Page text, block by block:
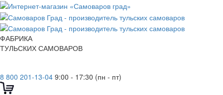
ФАБРИКА
ТУЛЬСКИХ САМОВАРОВ
8 800 201-13-04 9:00 - 17:30 (пн - пт)